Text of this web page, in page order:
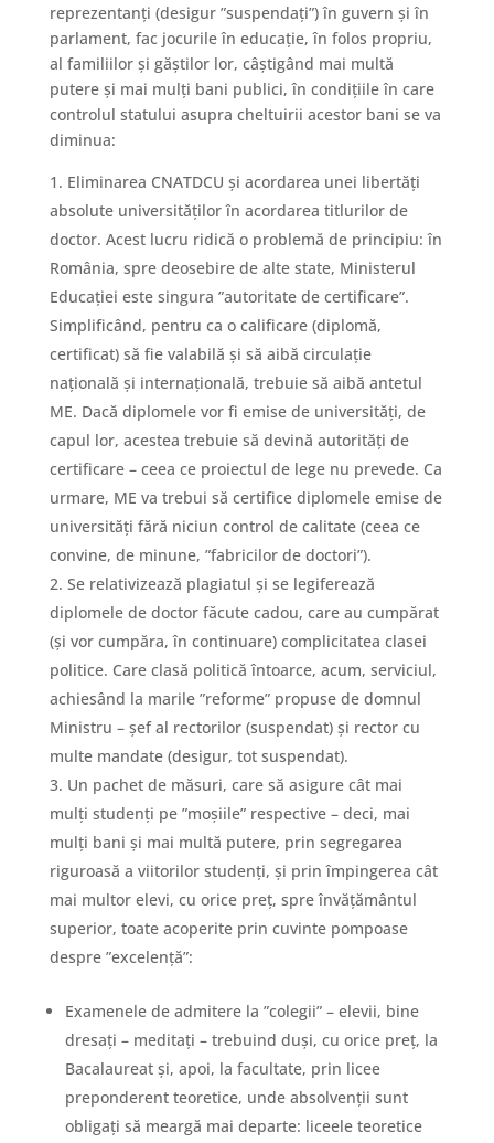
reprezentanți (desigur ”suspendați”) în guvern și în
parlament, fac jocurile în educație, în folos propriu,
al familiilor și găștilor lor, câștigând mai multă
putere și mai mulți bani publici, în condițiile în care
controlul statului asupra cheltuirii acestor bani se va
diminua:
Eliminarea CNATDCU și acordarea unei libertăți
absolute universităților în acordarea titlurilor de
doctor. Acest lucru ridică o problemă de principiu: în
România, spre deosebire de alte state, Ministerul
Educației este singura ”autoritate de certificare”.
Simplificând, pentru ca o calificare (diplomă,
certificat) să fie valabilă și să aibă circulație
națională și internațională, trebuie să aibă antetul
ME. Dacă diplomele vor fi emise de universități, de
capul lor, acestea trebuie să devină autorități de
certificare – ceea ce proiectul de lege nu prevede. Ca
urmare, ME va trebui să certifice diplomele emise de
universități fără niciun control de calitate (ceea ce
convine, de minune, ”fabricilor de doctori”).
Se relativizează plagiatul și se legiferează
diplomele de doctor făcute cadou, care au cumpărat
(și vor cumpăra, în continuare) complicitatea clasei
politice. Care clasă politică întoarce, acum, serviciul,
achiesând la marile ”reforme” propuse de domnul
Ministru – șef al rectorilor (suspendat) și rector cu
multe mandate (desigur, tot suspendat).
Un pachet de măsuri, care să asigure cât mai
mulți studenți pe ”moșiile” respective – deci, mai
mulți bani și mai multă putere, prin segregarea
riguroasă a viitorilor studenți, și prin împingerea cât
mai multor elevi, cu orice preț, spre învățământul
superior, toate acoperite prin cuvinte pompoase
despre ”excelență”:
Examenele de admitere la ”colegii” – elevii, bine
dresați – meditați – trebuind duși, cu orice preț, la
Bacalaureat și, apoi, la facultate, prin licee
preponderent teoretice, unde absolvenții sunt
obligați să meargă mai departe: liceele teoretice